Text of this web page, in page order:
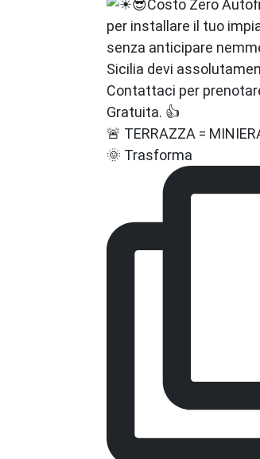
🚨 TERRAZZA =
🌞 Trasforma